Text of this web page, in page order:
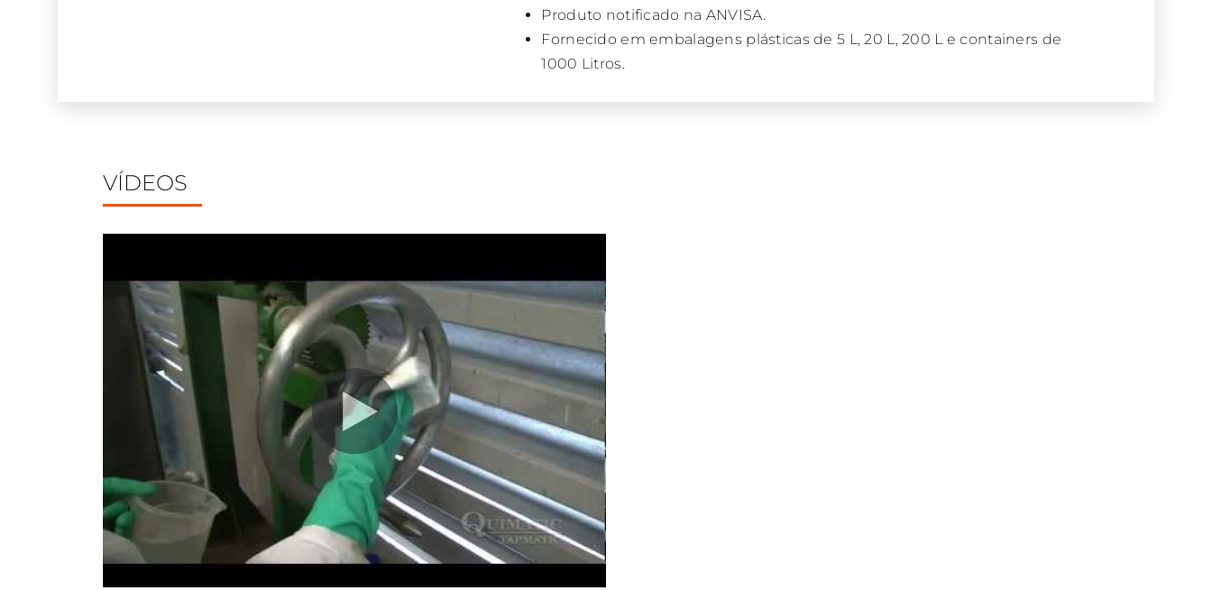
Produto notificado na ANVISA.
Fornecido em embalagens plásticas de 5 L, 20 L, 200 L e containers de
1000 Litros.
VÍDEOS